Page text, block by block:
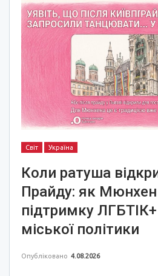
Світ Україна
Коли ратуша
Прайду: як Мюнхен
підтримку
міської політики
Опубліковано 4.08.2026